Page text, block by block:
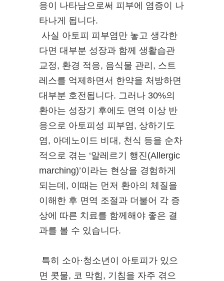
응이 나타남으로써 피부에 염증이 나
타나게 됩니다.
사실 아토피 피부염만 놓고 생각한
다면 대부분 성장과 함께 생활습관
교정, 환경 적응, 음식물 관리, 스트
레스를 억제하면서 한약을 처방하면
대부분 호전됩니다. 그러나 30%의
환아는 성장기 후에도 면역 이상 반
응으로 아토피성 피부염, 상하기도
염, 아데노이드 비대, 천식 등을 순차
적으로 겪는 ‘알레르기 행진(Allergic
marching)’이라는 현상을 경험하게
되는데, 이때는 먼저 환아의 체질을
이해한 후 면역 조절과 더불어 각 증
상에 따른 치료를 함께해야 좋은 결
과를 볼 수 있습니다.
특히 소아·청소년이 아토피가 있으
면 콧물, 코 막힘, 기침을 자주 겪으